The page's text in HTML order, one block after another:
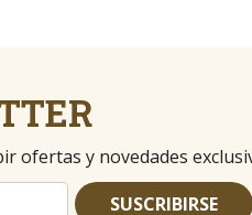
ofertas y novedades
SUSCRIBIRSE